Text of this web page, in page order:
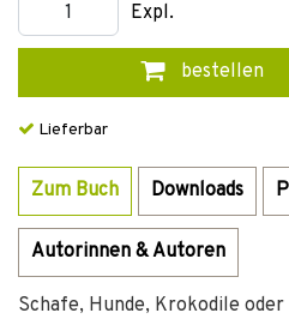
Expl.
bestellen
Lieferbar
Zum Buch Downloads
Autorinnen & Autoren
Schafe, Hunde, Krokodile